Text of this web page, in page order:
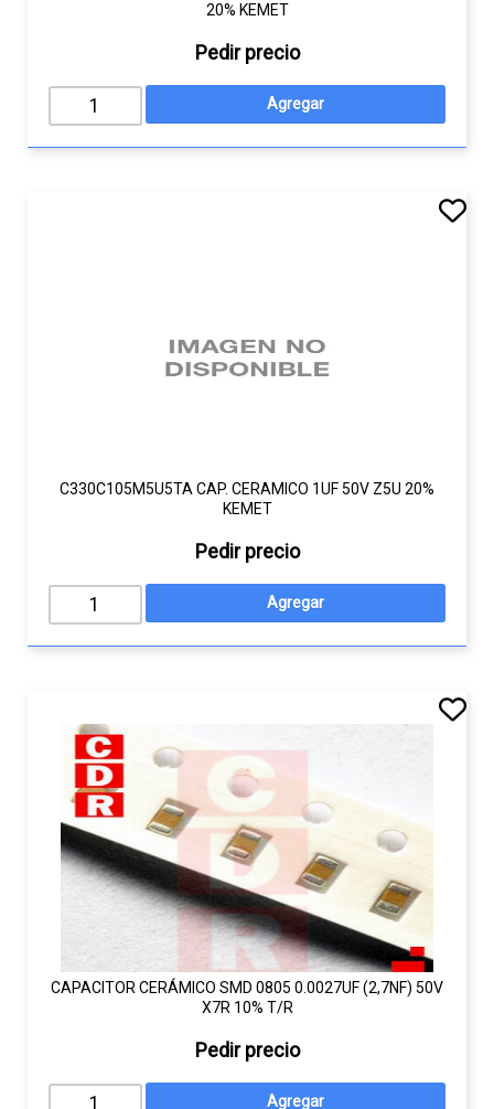
20% KEMET
Pedir precio
C330C105M5U5TA CAP. CERAMICO 1UF 50V Z5U 20%
KEMET
Pedir precio
CAPACITOR CERÁMICO SMD 0805 0.0027UF (2,7NF) 50V
X7R 10% T/R
Pedir precio